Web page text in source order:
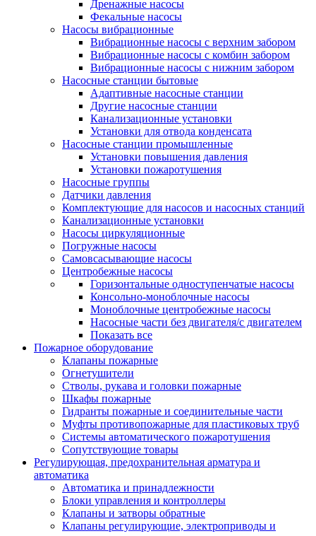
Дренажные насосы
Фекальные насосы
Насосы вибрационные
Вибрационные насосы с верхним забором
Вибрационные насосы с комбин забором
Вибрационные насосы с нижним забором
Насосные станции бытовые
Адаптивные насосные станции
Другие насосные станции
Канализационные установки
Установки для отвода конденсата
Насосные станции промышленные
Установки повышения давления
Установки пожаротушения
Насосные группы
Датчики давления
Комплектующие для насосов и насосных станций
Канализационные установки
Насосы циркуляционные
Погружные насосы
Самовсасывающие насосы
Центробежные насосы
Горизонтальные одноступенчатые насосы
Консольно-моноблочные насосы
Моноблочные центробежные насосы
Насосные части без двигателя/с двигателем
Показать все
Пожарное оборудование
Клапаны пожарные
Огнетушители
Стволы, рукава и головки пожарные
Шкафы пожарные
Гидранты пожарные и соединительные части
Муфты противопожарные для пластиковых труб
Системы автоматического пожаротушения
Сопутствующие товары
Регулирующая, предохранительная арматура и
автоматика
Автоматика и принадлежности
Блоки управления и контроллеры
Клапаны и затворы обратные
Клапаны регулирующие, электроприводы и